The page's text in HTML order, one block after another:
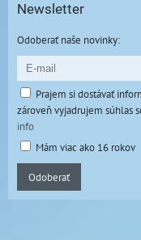
Newsletter
Odoberať naše novinky:
Prajem si dostávať
zároveň vyjadrujem súhlas
info
Mám viac ako 16 rokov
Odoberať